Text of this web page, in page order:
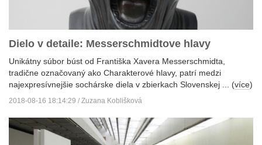
Dielo v detaile: Messerschmidtove hlavy
Unikátny súbor búst od Františka Xavera Messerschmidta,
tradične označovaný ako Charakterové hlavy, patrí medzi
najexpresívnejšie sochárske diela v zbierkach Slovenskej ... (více)
2018-08-16 18:14:29 / Zuzana Koblišková